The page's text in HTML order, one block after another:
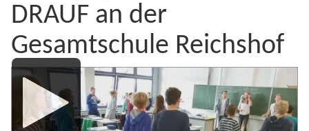
DRAUF an der
Gesamtschule Reichshof
Media
Player